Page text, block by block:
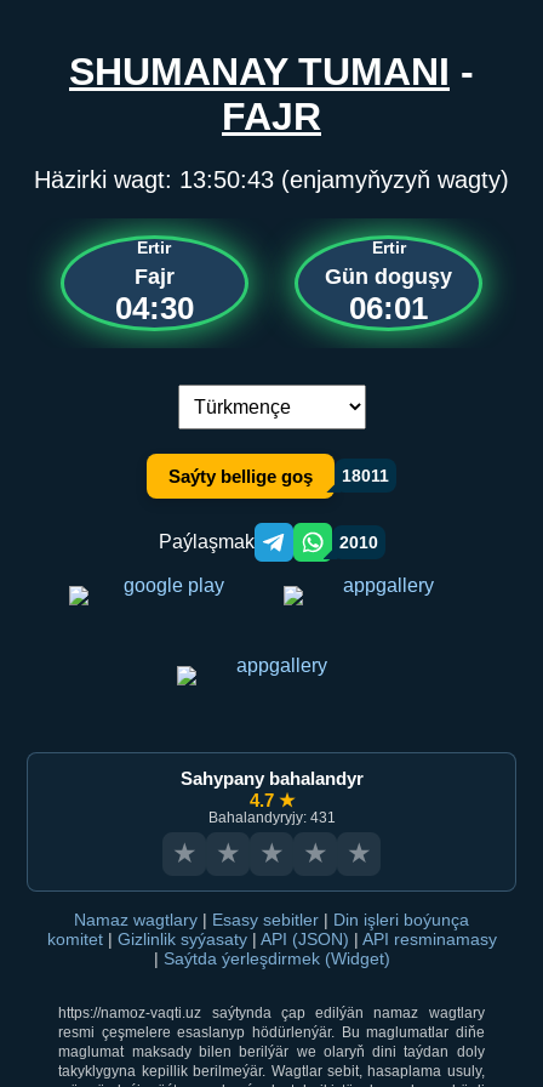
SHUMANAY TUMANI -
FAJR
Häzirki wagt: 13:50:43 (enjamyňyzyň wagty)
Ertir
Fajr
04:30
Ertir
Gün doguşy
06:01
Dil çalşyryş:
Saýty bellige goş 18011
Paýlaşmak Telegram orqali ulashish
WhatsApp orqali ulashish
2010
Sahypany bahalandyr
4.7 ★
Bahalandyryjy: 431
★ ★ ★ ★ ★
Namaz wagtlary | Esasy sebitler | Din işleri boýunça
komitet | Gizlinlik syýasaty | API (JSON) | API resminamasy
| Saýtda ýerleşdirmek (Widget)
https://namoz-vaqti.uz saýtynda çap edilýän namaz wagtlary
resmi çeşmelere esaslanyp hödürlenýär. Bu maglumatlar diňe
maglumat maksady bilen berilýär we olaryň dini taýdan doly
takyklygyna kepillik berilmeýär. Wagtlar sebit, hasaplama usuly,